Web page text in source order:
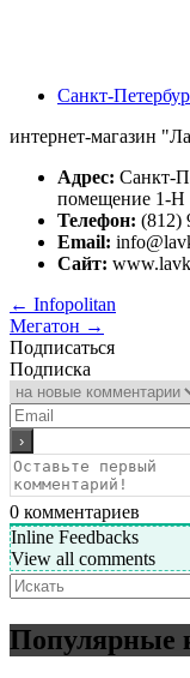
Санкт-
интернет-магазин
Адрес: Санкт-
помещение 1-Н
Телефон: (812)
Email:
Сайт:
← Infopolitan
Мегатон →
Подписаться
Подписка
0 комментариев
Inline Feedbacks
View all comments
Искать:
Популярные